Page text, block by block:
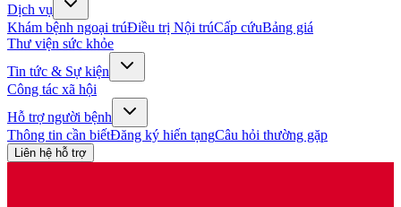
Dịch vụ
Khám bệnh ngoại trúĐiều trị Nội trúCấp cứuBảng giá
Thư viện sức khỏe
Tin tức & Sự kiện
Công tác xã hội
Hỗ trợ người bệnh
Thông tin cần biếtĐăng ký hiến tạngCâu hỏi thường gặp
Liên hệ hỗ trợ